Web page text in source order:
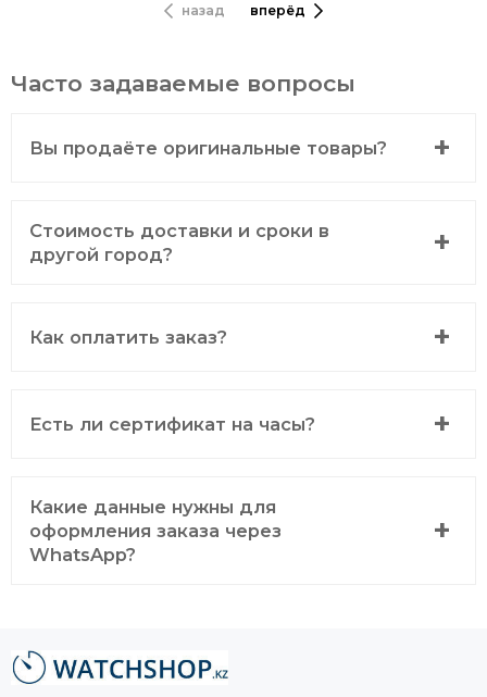
назад вперёд
Часто задаваемые вопросы
Вы продаёте оригинальные товары?
Стоимость доставки и сроки в
другой город?
Как оплатить заказ?
Есть ли сертификат на часы?
Какие данные нужны для
оформления заказа через
WhatsApp?